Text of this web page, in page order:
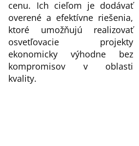
cenu. Ich cieľom je dodávať
overené a efektívne riešenia,
ktoré umožňujú realizovať
osvetľovacie projekty
ekonomicky výhodne bez
kompromisov v oblasti
kvality.